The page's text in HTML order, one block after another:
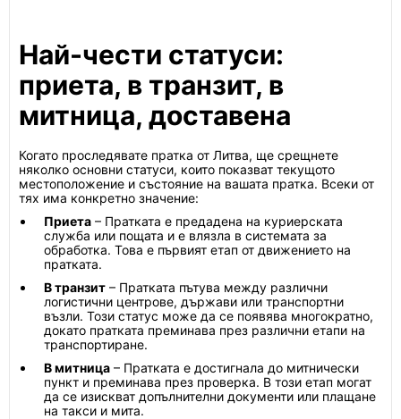
Най-чести статуси:
приета, в транзит, в
митница, доставена
Когато проследявате пратка от Литва, ще срещнете
няколко основни статуси, които показват текущото
местоположение и състояние на вашата пратка. Всеки от
тях има конкретно значение:
Приета – Пратката е предадена на куриерската
служба или пощата и е влязла в системата за
обработка. Това е първият етап от движението на
пратката.
В транзит – Пратката пътува между различни
логистични центрове, държави или транспортни
възли. Този статус може да се появява многократно,
докато пратката преминава през различни етапи на
транспортиране.
В митница – Пратката е достигнала до митнически
пункт и преминава през проверка. В този етап могат
да се изискват допълнителни документи или плащане
на такси и мита.